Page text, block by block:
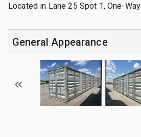
Located in Lane 25 Spot 1, One-Way
General Appearance